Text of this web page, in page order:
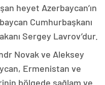
heyet Azerbaycan’ın
Cumhurbaşkanı
Sergey Lavrov’dur.
Novak ve Aleksey
Ermenistan ve
bölgede sağlam ve